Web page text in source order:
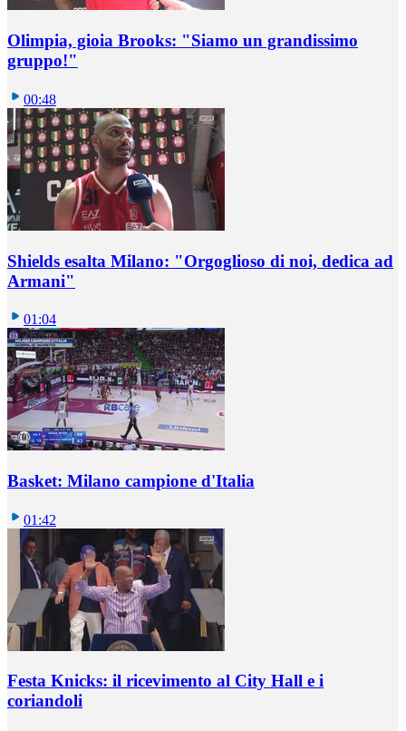
Olimpia, gioia Brooks: "Siamo un grandissimo
gruppo!"
00:48
Shields esalta Milano: "Orgoglioso di noi, dedica ad
Armani"
01:04
Basket: Milano campione d'Italia
01:42
Festa Knicks: il ricevimento al City Hall e i
coriandoli